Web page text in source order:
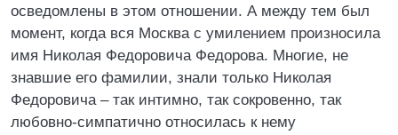
осведомлены в этом отношении. А между тем был
момент, когда вся Москва с умилением произносила
имя Николая Федоровича Федорова. Многие, не
знавшие его фамилии, знали только Николая
Федоровича – так интимно, так сокровенно, так
любовно-симпатично относилась к нему